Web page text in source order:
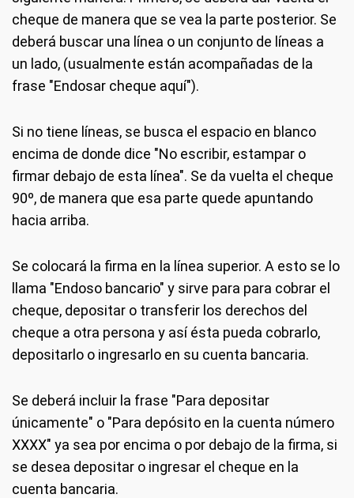
cheque de manera que se vea la parte posterior. Se
deberá buscar una línea o un conjunto de líneas a
un lado, (usualmente están acompañadas de la
frase "Endosar cheque aquí").
Si no tiene líneas, se busca el espacio en blanco
encima de donde dice "No escribir, estampar o
firmar debajo de esta línea". Se da vuelta el cheque
90º, de manera que esa parte quede apuntando
hacia arriba.
Se colocará la firma en la línea superior. A esto se lo
llama "Endoso bancario" y sirve para para cobrar el
cheque, depositar o transferir los derechos del
cheque a otra persona y así ésta pueda cobrarlo,
depositarlo o ingresarlo en su cuenta bancaria.
Se deberá incluir la frase "Para depositar
únicamente" o "Para depósito en la cuenta número
XXXX" ya sea por encima o por debajo de la firma, si
se desea depositar o ingresar el cheque en la
cuenta bancaria.